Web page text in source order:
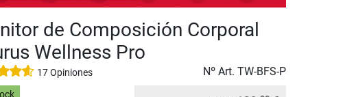
de Composición Corporal
Wellness Pro
17 Opiniones Nº Art. TW-BFS-P